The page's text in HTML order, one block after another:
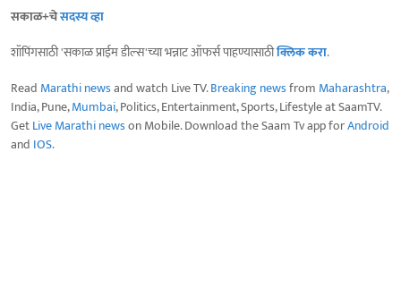
सकाळ+चेसदस्य व्हा
शॉपिंगसाठी 'सकाळ प्राईम डील्स'च्या भन्नाट ऑफर्स पाहण्यासाठीक्लिक करा.
Read Marathi newsand watch Live TV.Breaking newsfrom Maharashtra,
India, Pune,Mumbai, Politics, Entertainment, Sports, Lifestyle at SaamTV.
GetLive Marathi newson Mobile. Download the Saam Tv app forAndroid
and IOS.